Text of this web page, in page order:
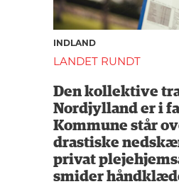
INDLAND
LANDET RUNDT
Den kollektive
Nordjylland er i
Kommune står
drastiske
privat
smider